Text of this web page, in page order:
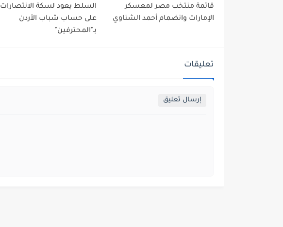
قائمة منتخب مصر لمعسكر
الإمارات وانضمام أحمد الشناوي
السلط يعود لسكة الانتصارات
على حساب شباب الأردن
بـ"المحترفين"
تعليقات
إرسال تعليق